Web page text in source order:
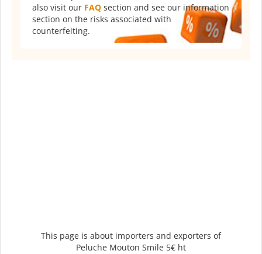
also visit our FAQ section and see our information
section on the risks associated with
counterfeiting.
This page is about importers and exporters of
Peluche Mouton Smile 5€ ht